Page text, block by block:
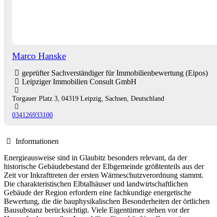
Marco Hanske
geprüfter Sachverständiger für Immobilienbewertung (Eipos)
Leipziger Immobilien Consult GmbH
Torgauer Platz 3, 04319 Leipzig, Sachsen, Deutschland
034126933100
Informationen
Energieausweise sind in Glaubitz besonders relevant, da der
historische Gebäudebestand der Elbgemeinde größtenteils aus der
Zeit vor Inkrafttreten der ersten Wärmeschutzverordnung stammt.
Die charakteristischen Elbtalhäuser und landwirtschaftlichen
Gebäude der Region erfordern eine fachkundige energetische
Bewertung, die die bauphysikalischen Besonderheiten der örtlichen
Bausubstanz berücksichtigt. Viele Eigentümer stehen vor der